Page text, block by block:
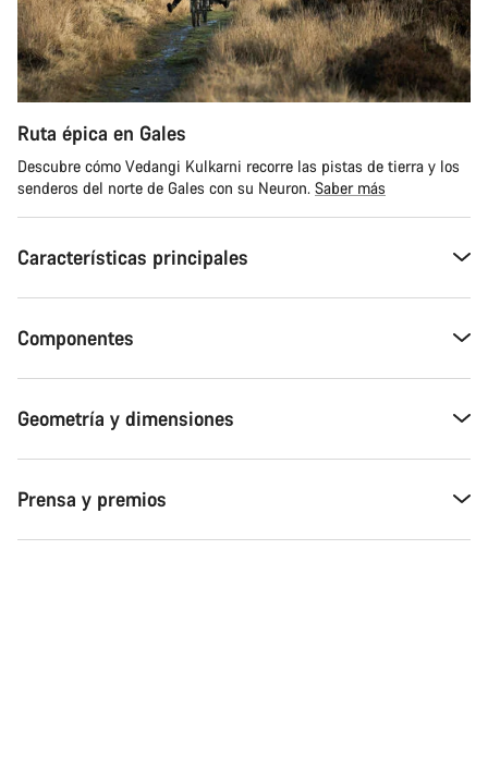
Ruta épica en Gales
Descubre cómo Vedangi Kulkarni recorre las pistas de tierra y los
senderos del norte de Gales con su Neuron. Saber más
Características principales
Componentes
Geometría y dimensiones
Prensa y premios